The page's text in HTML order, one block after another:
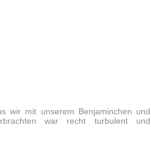
wir mit unserem Benjaminchen und
war recht turbulent und